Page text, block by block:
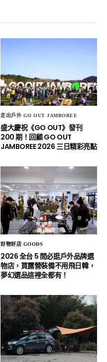
走出戶外 GO OUT JAMBOREE
盛大慶祝《GO OUT》發刊
200 期！回顧 GO OUT
JAMBOREE 2026 三日精彩亮點
好物好店 GOODS
2026 全台 5 間必逛戶外品牌選
物店，買露營裝備不用飛日韓，
夢幻選品這裡全都有！